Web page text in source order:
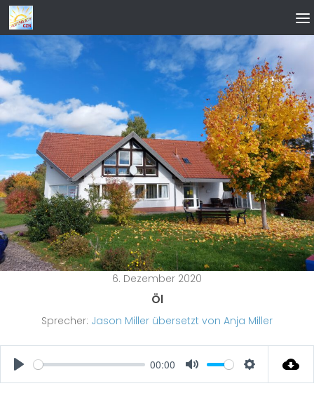
Zum Inhalt springen
6. Dezember 2020
Öl
Sprecher: Jason Miller übersetzt von Anja Miller
Play
00:00
Mute Settings